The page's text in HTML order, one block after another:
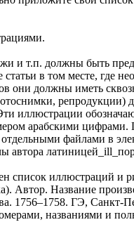
и т.п. должны быть
статьи в том месте,
они должны иметь
репродукции)
иллюстрации
арабскими
файлами в
иллюстраций и
Автор. Название
1756–1758. ГЭ, Санкт-
названиями и